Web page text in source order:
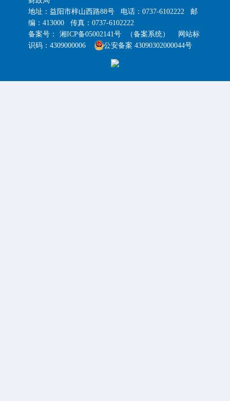
地址：益阳市梓山西路88号 电话：0737-6102222 邮
编：413000 传真：0737-6102222
备案号：
湘ICP备05002141号 （备案系统）
网站标
识码：4309000006
公安备案 43090302000044号